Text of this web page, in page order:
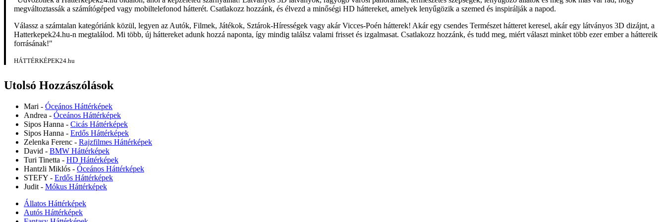
megváltoztassák a számítógéped vagy mobiltelefonod hátterét. Csatlakozz hozzánk, és élvezd a minőségi HD háttereket, amelyek lenyűgözik a szemed és inspirálják a napod.
Válassz a számtalan kategóriánk közül, legyen az Autók, Filmek, Játékok, Sztárok-Hírességek vagy akár Vicces-Poén hátterek! Akár egy csendes Természet hátteret keresel, akár egy látványos 3D dizájnt, a
Hatterkepek24.hu-n megtalálod. Mi több, új háttereket adunk hozzá naponta, így mindig találsz valami frisset és izgalmasat. Csatlakozz hozzánk, és tudd meg, miért választ minket több ezer ember a háttereik
forrásának!"
HÁTTÉRKÉPEK24.hu
Utolsó Hozzászólások
Mari - Óceános Háttérképek
Andrea - Óceános Háttérképek
Sipos Hanna - Cicás Háttérképek
Sipos Hanna - Erdős Háttérképek
Zelenka Ferenc - Rajzfilmes Háttérképek
David - BMW Háttérképek
Turi Tinetta - HD Háttérképek
Hantzli Miklós - Óceános Háttérképek
STEFY - Erdős Háttérképek
Judit - Mókus Háttérképek
Állatos Háttérképek
Autós Háttérképek